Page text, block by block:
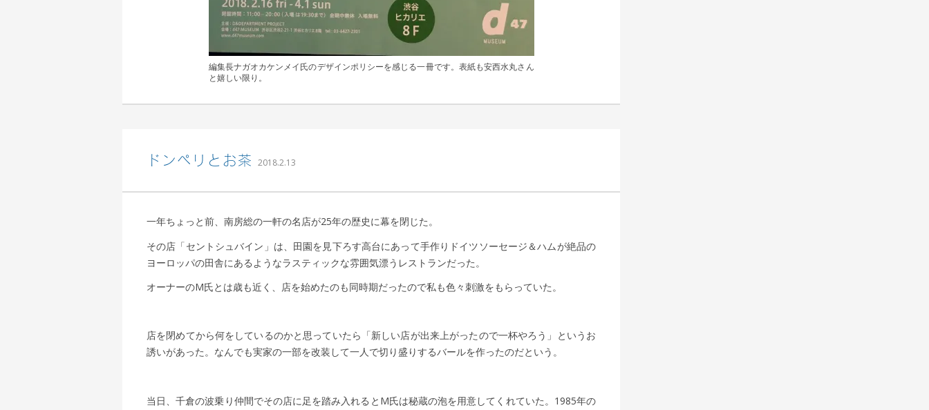
編集長ナガオカケンメイ氏のデザインポリシーを感じる一冊です。表紙も安西水丸さん
と嬉しい限り。
ドンペリとお茶 2018.2.13
一年ちょっと前、南房総の一軒の名店が25年の歴史に幕を閉じた。
その店「セントシュバイン」は、田園を見下ろす高台にあって手作りドイツソーセージ＆ハムが絶品の
ヨーロッパの田舎にあるようなラスティックな雰囲気漂うレストランだった。
オーナーのM氏とは歳も近く、店を始めたのも同時期だったので私も色々刺激をもらっていた。
店を閉めてから何をしているのかと思っていたら「新しい店が出来上がったので一杯やろう」というお
誘いがあった。なんでも実家の一部を改装して一人で切り盛りするバールを作ったのだという。
当日、千倉の波乗り仲間でその店に足を踏み入れるとM氏は秘蔵の泡を用意してくれていた。1985年の